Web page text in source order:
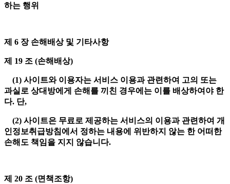
하는 행위
제 6 장 손해배상 및 기타사항
제 19 조 (손해배상)
(1) 사이트와 이용자는 서비스 이용과 관련하여 고의 또는
과실로 상대방에게 손해를 끼친 경우에는 이를 배상하여야 한
다. 단,
(2) 사이트은 무료로 제공하는 서비스의 이용과 관련하여 개
인정보취급방침에서 정하는 내용에 위반하지 않는 한 어떠한
손해도 책임을 지지 않습니다.
제 20 조 (면책조항)